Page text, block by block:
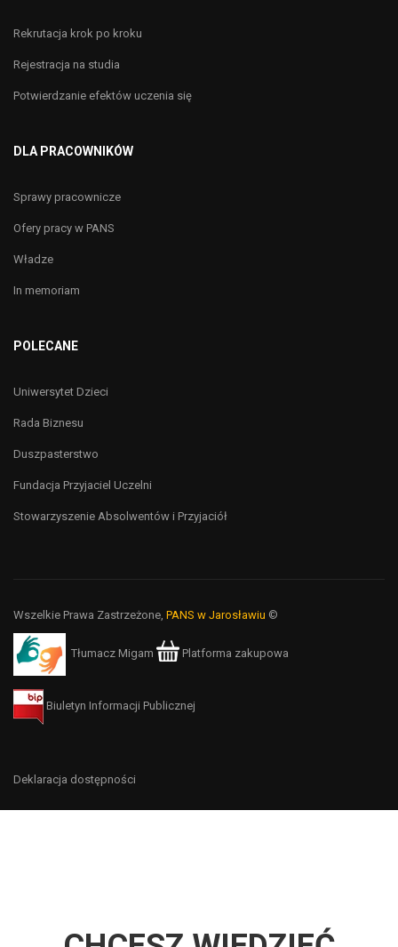
Rekrutacja krok po kroku
Rejestracja na studia
Potwierdzanie efektów uczenia się
DLA PRACOWNIKÓW
Sprawy pracownicze
Ofery pracy w PANS
Władze
In memoriam
POLECANE
Uniwersytet Dzieci
Rada Biznesu
Duszpasterstwo
Fundacja Przyjaciel Uczelni
Stowarzyszenie Absolwentów i Przyjaciół
Wszelkie Prawa Zastrzeżone, PANS w Jarosławiu ©
Tłumacz Migam Platforma zakupowa
Biuletyn Informacji Publicznej
Deklaracja dostępności